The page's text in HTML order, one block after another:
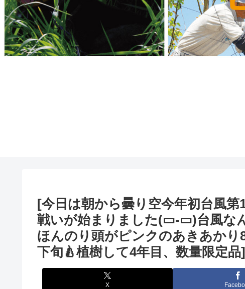
[今日は朝から曇り空️今年初️台風
戦いが始まりました(▭‐▭)台風な
ほんのり頭がピンクのあきあかり
下旬🍐植樹して4年目、数量限定品]
X